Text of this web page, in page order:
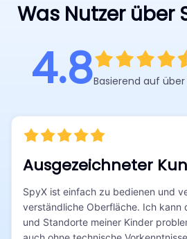
Was Nutzer über
4.8Basierend auf
Ausgezeichneter
SpyX ist einfach zu bedienen und
verständliche Oberfläche. Ich kann
und Standorte meiner Kinder